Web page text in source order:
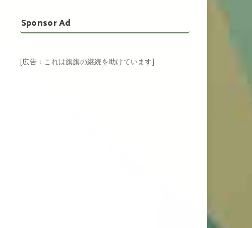
Sponsor Ad
[広告：これは旗旗の継続を助けています]